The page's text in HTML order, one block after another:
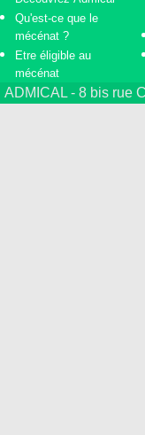
Qu'est-ce que le
mécénat ?
Etre éligible au
mécénat
ADMICAL - 8 bis rue